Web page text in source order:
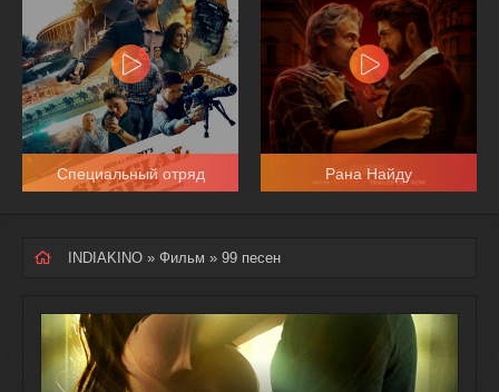
Специальный отряд Рана Найду
INDIAKINO » Фильм » 99 песен